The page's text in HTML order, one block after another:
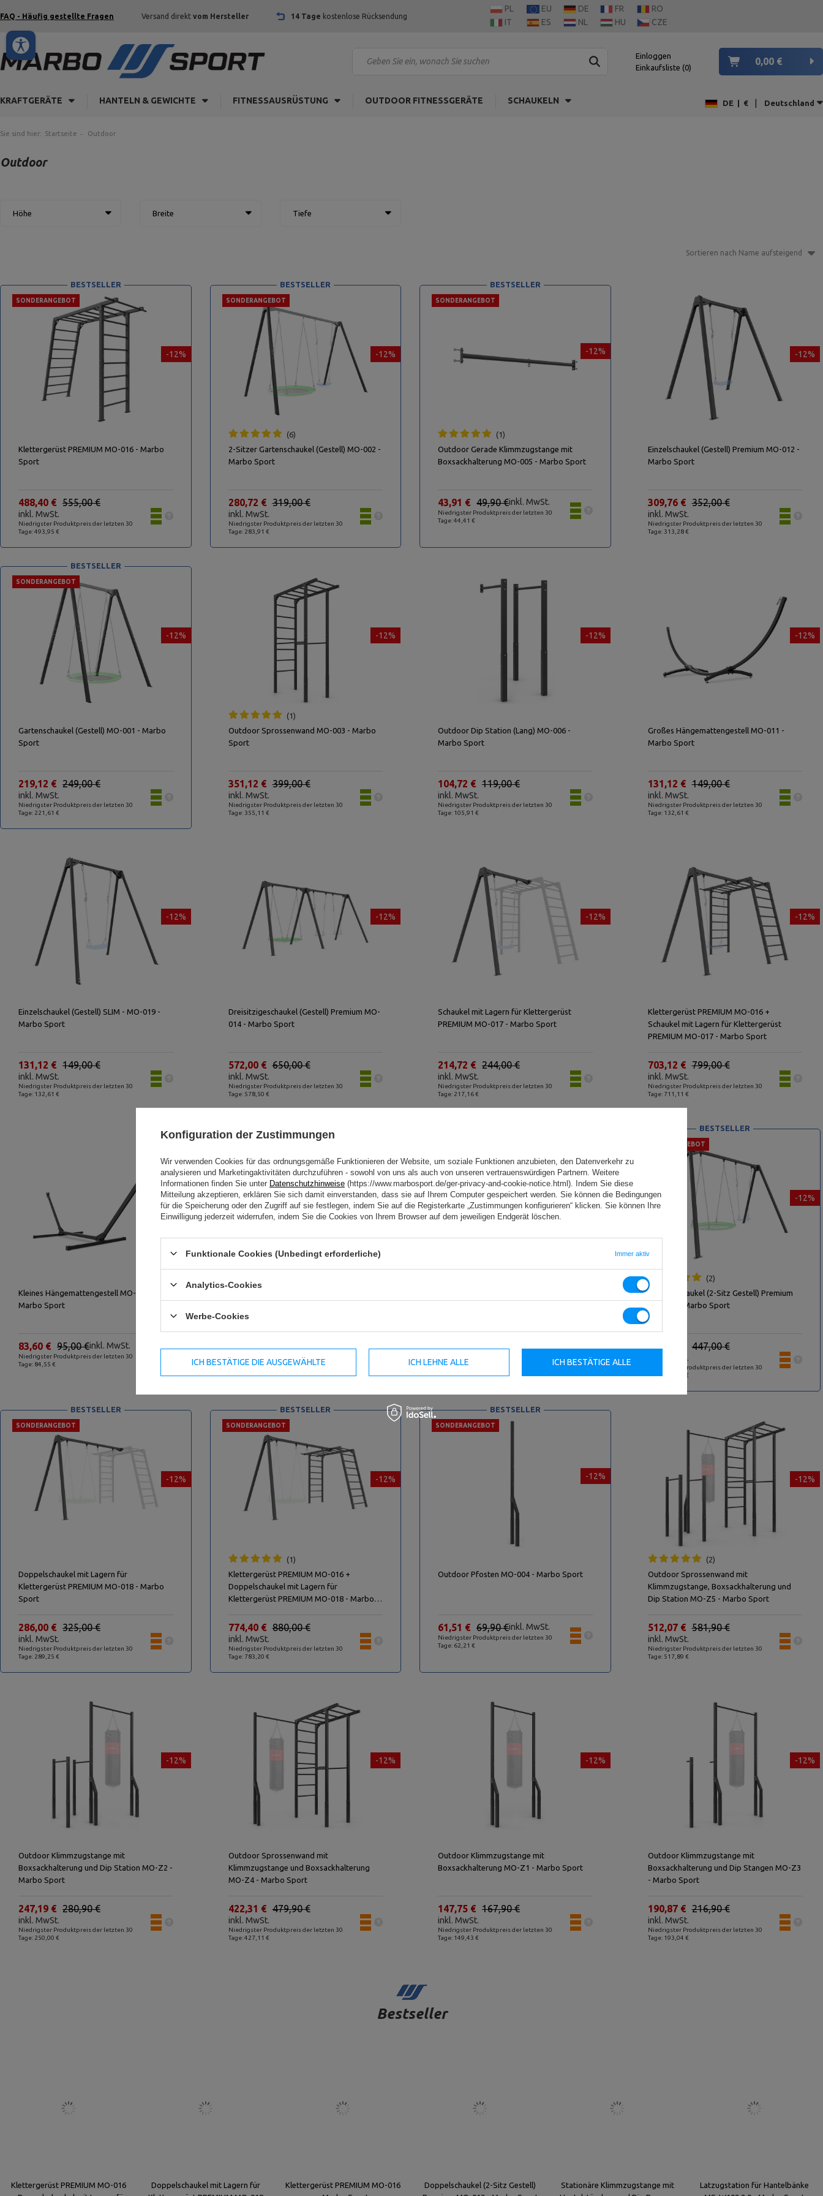
FAQ - Häufig gestellte Fragen Versand direkt vom Hersteller 14 Tage kostenlose Rücksendung
PL EU DE FR
RO
IT
ES NL HU CZE
Einloggen
Einkaufsliste 0
0,00 €
KRAFTGERÄTE HANTELN & GEWICHTE FITNESSAUSRÜSTUNG OUTDOOR FITNESSGERÄTE SCHAUKELN DE € | Deutschland
Sie sind hier: Startseite Outdoor
Outdoor
Höhe Breite Tiefe
Sortieren nach Name aufsteigend
-12%
SONDERANGEBOT
BESTSELLER
Klettergerüst PREMIUM MO-016 - Marbo
Sport
Niedrigster Produktpreis der letzten 30
Tage: 493,95 €
555,00 €
488,40 €
inkl. MwSt.
-12%
SONDERANGEBOT
BESTSELLER
6
2-Sitzer Gartenschaukel (Gestell) MO-002 -
Marbo Sport
Niedrigster Produktpreis der letzten 30
Tage: 283,91 €
319,00 €
280,72 €
inkl. MwSt.
-12%
SONDERANGEBOT
BESTSELLER
1
Outdoor Gerade Klimmzugstange mit
Boxsackhalterung MO-005 - Marbo Sport
Niedrigster Produktpreis der letzten 30
Tage: 44,41 €
49,90 €
43,91 € inkl. MwSt.
-12%
Einzelschaukel (Gestell) Premium MO-012 -
Marbo Sport
Niedrigster Produktpreis der letzten 30
Tage: 313,28 €
352,00 €
309,76 €
inkl. MwSt.
-12%
SONDERANGEBOT
BESTSELLER
Gartenschaukel (Gestell) MO-001 - Marbo
Sport
Niedrigster Produktpreis der letzten 30
Tage: 221,61 €
249,00 €
219,12 €
inkl. MwSt.
-12%
1
Outdoor Sprossenwand MO-003 - Marbo
Sport
Niedrigster Produktpreis der letzten 30
Tage: 355,11 €
399,00 €
351,12 €
inkl. MwSt.
-12%
Outdoor Dip Station (Lang) MO-006 -
Marbo Sport
Niedrigster Produktpreis der letzten 30
Tage: 105,91 €
119,00 €
104,72 €
inkl. MwSt.
-12%
Großes Hängemattengestell MO-011 -
Marbo Sport
Niedrigster Produktpreis der letzten 30
Tage: 132,61 €
149,00 €
131,12 €
inkl. MwSt.
-12%
Einzelschaukel (Gestell) SLIM - MO-019 -
Marbo Sport
Niedrigster Produktpreis der letzten 30
Tage: 132,61 €
149,00 €
131,12 €
inkl. MwSt.
-12%
Dreisitzigeschaukel (Gestell) Premium MO-
014 - Marbo Sport
Niedrigster Produktpreis der letzten 30
Tage: 578,50 €
650,00 €
572,00 €
inkl. MwSt.
-12%
Schaukel mit Lagern für Klettergerüst
PREMIUM MO-017 - Marbo Sport
Niedrigster Produktpreis der letzten 30
Tage: 217,16 €
244,00 €
214,72 €
inkl. MwSt.
-12%
Klettergerüst PREMIUM MO-016 +
Schaukel mit Lagern für Klettergerüst
PREMIUM MO-017 - Marbo Sport
Niedrigster Produktpreis der letzten 30
Tage: 711,11 €
799,00 €
703,12 €
inkl. MwSt.
-12%
Kleines Hängemattengestell MO-010 -
Marbo Sport
Niedrigster Produktpreis der letzten 30
Tage: 84,55 €
95,00 €
83,60 € inkl. MwSt.
-12%
Niedrigster Produktpreis der letzten 30
Tage: 337,31 €
379,00 €
333,52 €
inkl. MwSt.
-12%
Tage: 48,86 €
54,90 €
48,31 €
-12%
SONDERANGEBOT
BESTSELLER
2
Doppelschaukel (2-Sitz Gestell) Premium
MO-013 - Marbo Sport
Niedrigster Produktpreis der letzten 30
Tage: 397,83 €
447,00 €
393,36 €
inkl. MwSt.
-12%
SONDERANGEBOT
BESTSELLER
Doppelschaukel mit Lagern für
Klettergerüst PREMIUM MO-018 - Marbo
Sport
Niedrigster Produktpreis der letzten 30
Tage: 289,25 €
325,00 €
286,00 €
inkl. MwSt.
-12%
SONDERANGEBOT
BESTSELLER
1
Klettergerüst PREMIUM MO-016 +
Doppelschaukel mit Lagern für
Klettergerüst PREMIUM MO-018 - Marbo
Niedrigster Produktpreis der letzten 30
Tage: 783,20 €
880,00 €
774,40 €
inkl. MwSt.
-12%
SONDERANGEBOT
BESTSELLER
Outdoor Pfosten MO-004 - Marbo Sport
Niedrigster Produktpreis der letzten 30
Tage: 62,21 €
69,90 €
61,51 € inkl. MwSt.
-12%
2
Outdoor Sprossenwand mit
Klimmzugstange, Boxsackhalterung und
Dip Station MO-Z5 - Marbo Sport
Niedrigster Produktpreis der letzten 30
Tage: 517,89 €
581,90 €
512,07 €
inkl. MwSt.
-12%
Outdoor Klimmzugstange mit
Boxsackhalterung und Dip Station MO-Z2 -
Marbo Sport
Niedrigster Produktpreis der letzten 30
Tage: 250,00 €
280,90 €
247,19 €
inkl. MwSt.
-12%
Outdoor Sprossenwand mit
Klimmzugstange und Boxsackhalterung
MO-Z4 - Marbo Sport
Niedrigster Produktpreis der letzten 30
Tage: 427,11 €
479,90 €
422,31 €
inkl. MwSt.
-12%
Outdoor Klimmzugstange mit
Boxsackhalterung MO-Z1 - Marbo Sport
Niedrigster Produktpreis der letzten 30
Tage: 149,43 €
167,90 €
147,75 €
inkl. MwSt.
-12%
Outdoor Klimmzugstange mit
Boxsackhalterung und Dip Stangen MO-Z3
- Marbo Sport
Niedrigster Produktpreis der letzten 30
Tage: 193,04 €
216,90 €
190,87 €
inkl. MwSt.
Bestseller
Klettergerüst PREMIUM MO-016
Doppelschaukel mit Lagern für
Klettergerüst PREMIUM MO-016
Doppelschaukel (2-Sitz Gestell)
Stationäre Klimmzugstange mit
Latzugstation für Hantelbänke
Konfiguration der Zustimmungen
Wir verwenden Cookies für das ordnungsgemäße Funktionieren der Website, um soziale Funktionen anzubieten, den Datenverkehr zu
analysieren und Marketingaktivitäten durchzuführen - sowohl von uns als auch von unseren vertrauenswürdigen Partnern. Weitere
Informationen finden Sie unter Datenschutzhinweise (https://www.marbosport.de/ger-privacy-and-cookie-notice.html). Indem Sie diese
Mitteilung akzeptieren, erklären Sie sich damit einverstanden, dass sie auf Ihrem Computer gespeichert werden. Sie können die Bedingungen
für die Speicherung oder den Zugriff auf sie festlegen, indem Sie auf die Registerkarte „Zustimmungen konfigurieren“ klicken. Sie können Ihre
Einwilligung jederzeit widerrufen, indem Sie die Cookies von Ihrem Browser auf dem jeweiligen Endgerät löschen.
Funktionale Cookies (Unbedingt erforderliche) Immer aktiv
Analytics-Cookies
Werbe-Cookies
ICH BESTÄTIGE DIE AUSGEWÄHLTE ICH LEHNE ALLE ICH BESTÄTIGE ALLE